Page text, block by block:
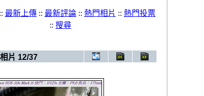
:: 最新上傳 :: 最新評論 :: 熱門相片 :: 熱門投票
:: 搜尋
相片 12/37